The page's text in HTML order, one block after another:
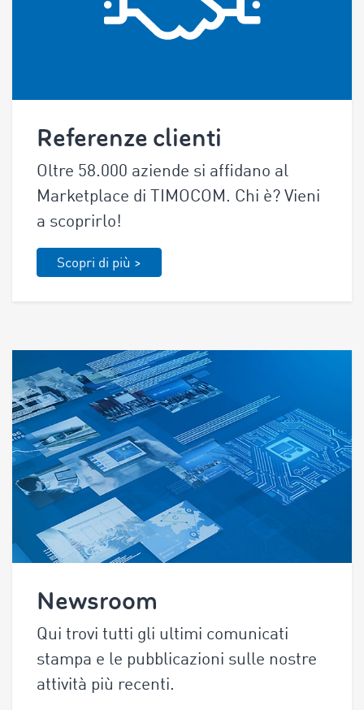
Referenze clienti
Oltre 58.000 aziende si affidano al
Marketplace di TIMOCOM. Chi è? Vieni
a scoprirlo!
Scopri di più >
Newsroom
Qui trovi tutti gli ultimi comunicati
stampa e le pubblicazioni sulle nostre
attività più recenti.